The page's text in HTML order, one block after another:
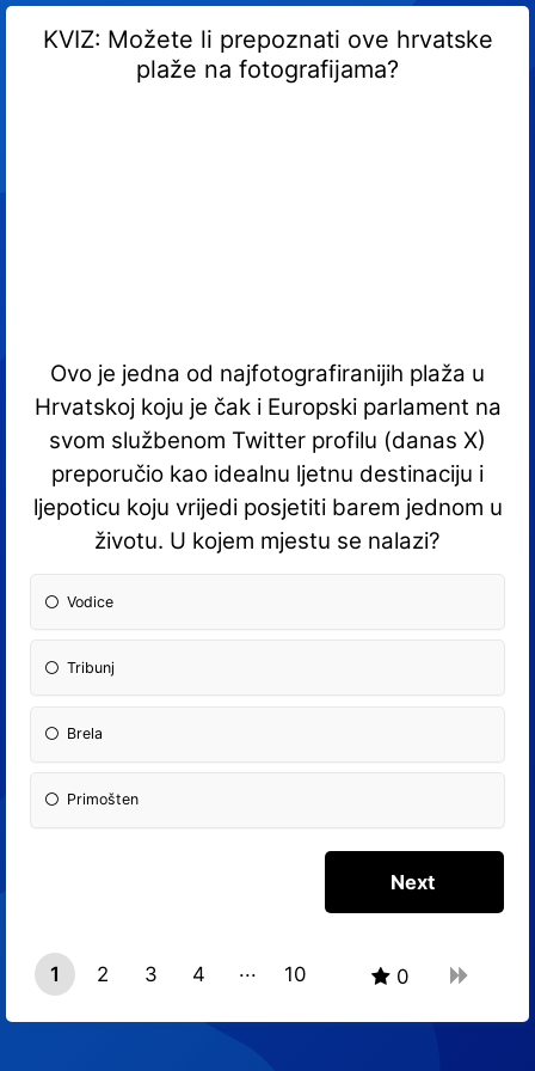
KVIZ: Možete li prepoznati ove hrvatske
plaže na fotografijama?
Ovo je jedna od najfotografiranijih plaža u
Hrvatskoj koju je čak i Europski parlament na
svom službenom Twitter profilu (danas X)
preporučio kao idealnu ljetnu destinaciju i
ljepoticu koju vrijedi posjetiti barem jednom u
životu. U kojem mjestu se nalazi?
Vodice
Tribunj
Brela
Primošten
1 2 3
4
10 0